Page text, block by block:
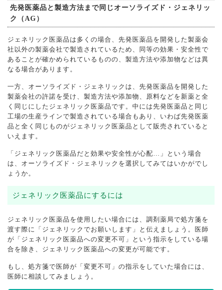
先発医薬品と製造方法まで同じオーソライズド・ジェネリッ
ク（AG）
ジェネリック医薬品は多くの場合、先発医薬品を開発した製薬会
社以外の製薬会社で製造されているため、同等の効果・安全性で
あることが確かめられているものの、製造方法や添加物などは異
なる場合があります。
一方、オーソライズド・ジェネリックは、先発医薬品を開発した
製薬会社の許諾を受け、製造方法や添加物、原料などを新薬と全
く同じにしたジェネリック医薬品です。中には先発医薬品と同じ
工場の生産ラインで製造されている場合もあり、いわば先発医薬
品と全く同じものがジェネリック医薬品として販売されていると
いえます。
「ジェネリック医薬品だと効果や安全性が心配…」という場合
は、オーソライズド・ジェネリックを選択してみてはいかがでし
ょうか。
ジェネリック医薬品にするには
ジェネリック医薬品を使用したい場合には、調剤薬局で処方箋を
渡す際に「ジェネリックでお願いします」と伝えましょう。医師
が「ジェネリック医薬品への変更不可」という指示をしている場
合を除き、ジェネリック医薬品への変更が可能です。
もし、処方箋で医師が「変更不可」の指示をしていた場合には、
医師に相談してみましょう。